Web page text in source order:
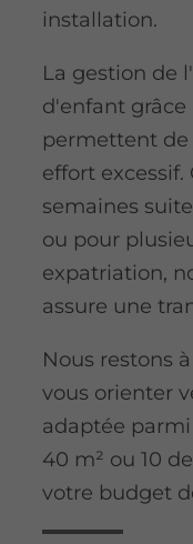
installation.
La gestion de
d'enfant grâce
permettent de
effort
semaines
ou pour
expatriation,
assure une
Nous restons
vous orienter
adaptée parmi
40 m² ou 10
votre budget